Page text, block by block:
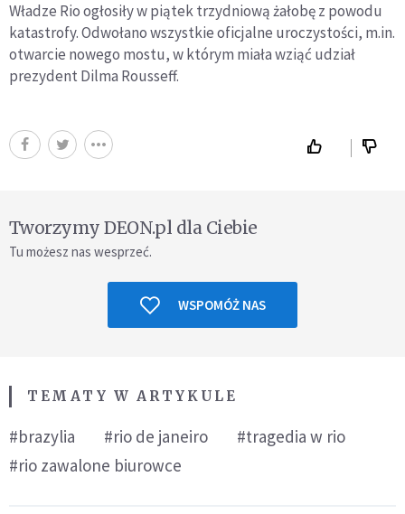
Władze Rio ogłosiły w piątek trzydniową żałobę z powodu
katastrofy. Odwołano wszystkie oficjalne uroczystości, m.in.
otwarcie nowego mostu, w którym miała wziąć udział
prezydent Dilma Rousseff.
Tworzymy DEON.pl dla Ciebie
Tu możesz nas wesprzeć.
WSPOMÓŻ NAS
TEMATY W ARTYKULE
#brazylia #rio de janeiro
#tragedia w rio
#rio zawalone biurowce